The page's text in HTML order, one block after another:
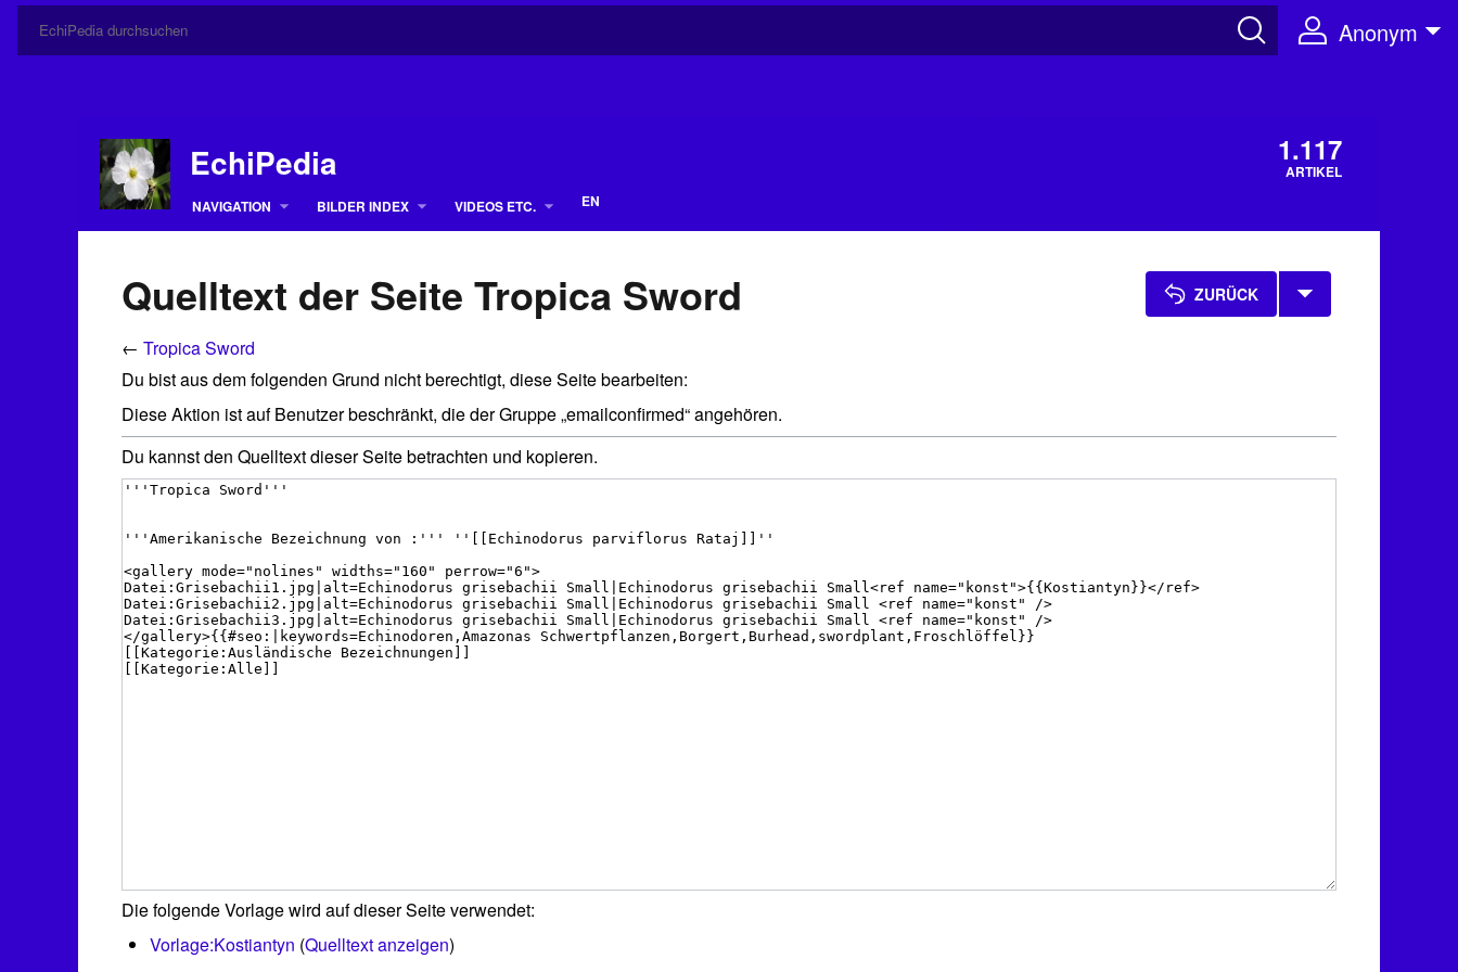
Anonym
EchiPedia 1.117
ARTIKEL
NAVIGATION
BILDER INDEX VIDEOS ETC. EN
Quelltext der Seite Tropica Sword ZURÜCK
← Tropica Sword
Du bist aus dem folgenden Grund nicht berechtigt, diese Seite bearbeiten:
Diese Aktion ist auf Benutzer beschränkt, die der Gruppe „emailconfirmed“ angehören.
Du kannst den Quelltext dieser Seite betrachten und kopieren.
Die folgende Vorlage wird auf dieser Seite verwendet:
Vorlage:Kostiantyn (Quelltext anzeigen)